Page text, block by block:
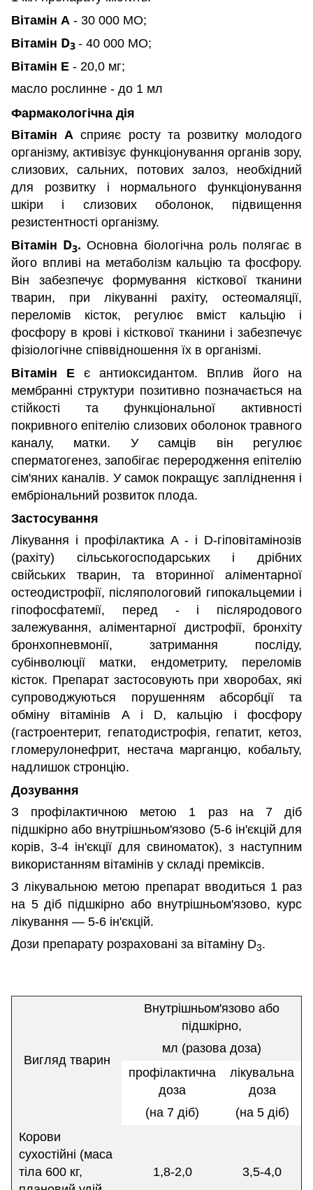
Вітамін А - 30 000 МО;
Вітамін D3 - 40 000 МО;
Вітамін Е - 20,0 мг;
масло рослинне - до 1 мл
Фармакологічна дія
Вітамін А сприяє росту та розвитку молодого
організму, активізує функціонування органів зору,
слизових, сальних, потових залоз, необхідний
для розвитку і нормального функціонування
шкіри і слизових оболонок, підвищення
резистентності організму.
Вітамін D3.Основна біологічна роль полягає в
його впливі на метаболізм кальцію та фосфору.
Він забезпечує формування кісткової тканини
тварин, при лікуванні рахіту, остеомаляції,
переломів кісток, регулює вміст кальцію і
фосфору в крові і кісткової тканини і забезпечує
фізіологічне співвідношення їх в організмі.
Вітамін Е є антиоксидантом. Вплив його на
мембранні структури позитивно позначається на
стійкості та функціональної активності
покривного епітелію слизових оболонок травного
каналу, матки. У самців він регулює
сперматогенез, запобігає переродження епітелію
сім'яних каналів. У самок покращує запліднення і
ембріональний розвиток плода.
Застосування
Лікування і профілактика А - і D-гіповітамінозів
(рахіту) сільськогосподарських і дрібних
свійських тварин, та вторинної аліментарної
остеодистрофії, післяпологовий гипокальцемии і
гіпофосфатемії, перед - і післяродового
залежування, аліментарної дистрофії, бронхіту
бронхопневмонії, затримання посліду,
субінволюції матки, ендометриту, переломів
кісток. Препарат застосовують при хворобах, які
супроводжуються порушенням абсорбції та
обміну вітамінів А і D, кальцію і фосфору
(гастроентерит, гепатодистрофія, гепатит, кетоз,
гломерулонефрит, нестача марганцю, кобальту,
надлишок стронцію.
Дозування
З профілактичною метою 1 раз на 7 діб
підшкірно або внутрішньом'язово (5-6 ін'єкцій для
корів, 3-4 ін'єкції для свиноматок), з наступним
використанням вітамінів у складі преміксів.
З лікувальною метою препарат вводиться 1 раз
на 5 діб підшкірно або внутрішньом'язово, курс
лікування — 5-6 ін'єкцій.
Дози препарату розраховані за вітаміну D3.
Вигляд тварин
Внутрішньом'язово або
підшкірно,
мл (разова доза)
профілактична
доза
(на 7 діб)
лікувальна
доза
(на 5 діб)
Корови
сухостійні (маса
тіла 600 кг,
1,8-2,0 3,5-4,0